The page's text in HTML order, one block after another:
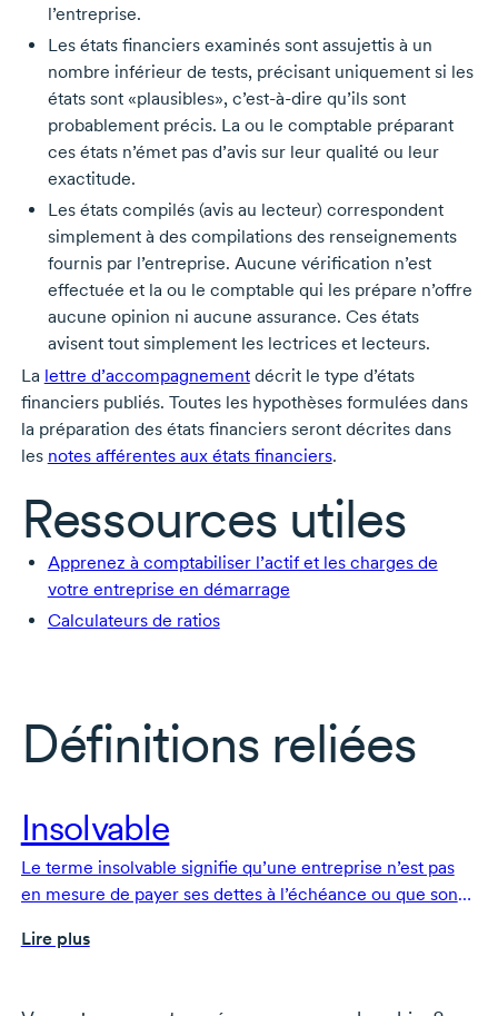
l’entreprise.
Les états financiers examinés sont assujettis à un
nombre inférieur de tests, précisant uniquement si les
états sont «plausibles», c’est-à-dire qu’ils sont
probablement précis. La ou le comptable préparant
ces états n’émet pas d’avis sur leur qualité ou leur
exactitude.
Les états compilés (avis au lecteur) correspondent
simplement à des compilations des renseignements
fournis par l’entreprise. Aucune vérification n’est
effectuée et la ou le comptable qui les prépare n’offre
aucune opinion ni aucune assurance. Ces états
avisent tout simplement les lectrices et lecteurs.
La lettre d’accompagnementdécrit le type d’états
financiers publiés. Toutes les hypothèses formulées dans
la préparation des états financiers seront décrites dans
les notes afférentes aux états financiers.
Ressources utiles
Apprenez à comptabiliser l’actif et les charges de
votre entreprise en démarrage
Calculateurs de ratios
Définitions reliées
Insolvable
Le terme insolvable signifie qu’une entreprise n’est pas
en mesure de payer ses dettes à l’échéance ou que son
Lire plus